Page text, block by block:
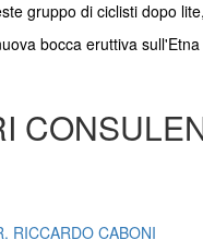
gruppo di ciclisti dopo
bocca eruttiva
RICCARDO CABONI